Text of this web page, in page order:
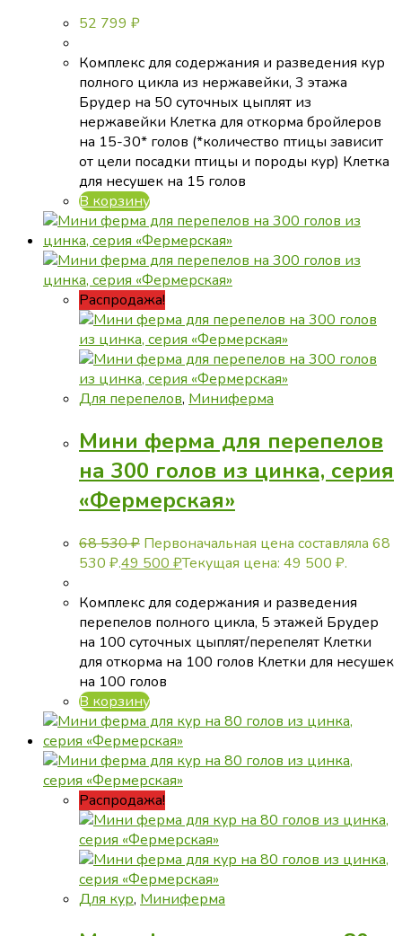
52 799 ₽
Комплекс для содержания и разведения кур
полного цикла из нержавейки, 3 этажа
Брудер на 50 суточных цыплят из
нержавейки Клетка для откорма бройлеров
на 15-30* голов (*количество птицы зависит
от цели посадки птицы и породы кур) Клетка
для несушек на 15 голов
В корзину
Распродажа!
Для перепелов, Миниферма
Мини ферма для перепелов
на 300 голов из цинка, серия
«Фермерская»
68 530₽ Первоначальная цена составляла 68
530 ₽.49 500 ₽Текущая цена: 49 500 ₽.
Комплекс для содержания и разведения
перепелов полного цикла, 5 этажей Брудер
на 100 суточных цыплят/перепелят Клетки
для откорма на 100 голов Клетки для несушек
на 100 голов
В корзину
Распродажа!
Для кур, Миниферма